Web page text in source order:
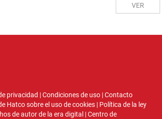
VER
privacidad |Condiciones de uso|Contacto
Hatco sobre el uso de cookies| Política de la ley
de autor de la era digital |Centro de